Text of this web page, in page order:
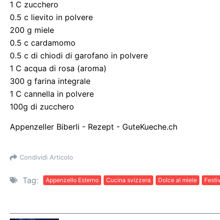
1 C zucchero
0.5 c lievito in polvere
200 g miele
0.5 c cardamomo
0.5 c di chiodi di garofano in polvere
1 C acqua di rosa (aroma)
300 g farina integrale
1 C cannella in polvere
100g di zucchero
Appenzeller Biberli - Rezept - GuteKueche.ch
Condividi Articolo
Tag: Appenzello Esterno Cucina svizzera Dolce al miele